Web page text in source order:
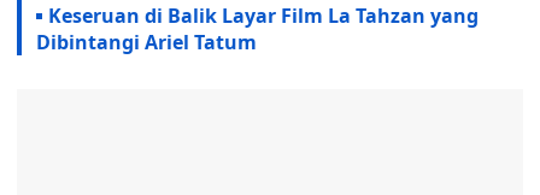
Keseruan di Balik Layar Film La Tahzan yang
Dibintangi Ariel Tatum